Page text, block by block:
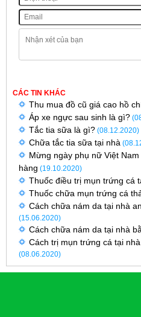
CÁC TIN KHÁC
Thu mua đồ cũ giá cao hồ
Áp xe ngực sau sinh là gì?
Tắc tia sữa là gì? (08.12.2020)
Chữa tắc tia sữa tại nhà
Mừng ngày phụ nữ Việt
hàng (19.10.2020)
Thuốc điều trị mụn trứng cá
Thuốc chữa mụn trứng cá
Cách chữa nám da tại nhà
(15.06.2020)
Cách chữa nám da tại nhà
Cách trị mụn trứng cá tại
(08.06.2020)